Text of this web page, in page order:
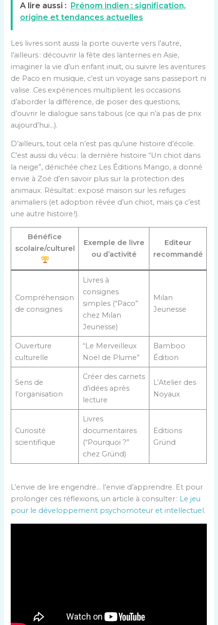
A lire aussi : Prénom indien : signification,
origine et tendances actuelles
Les livres sont aussi la porte ouverte vers l’autre,
l’ailleurs : découvrir la fête des lanternes en Asie,
imaginer la vie d’un enfant inuit, ou suivre les aventures
de Paco en musique, c’est un voyage sans passeport ni
valise. Ces expériences multiplient les occasions
d’aborder la différence, de poser des questions,
d’ouvrir le dialogue sans tabous (ce qui n’a pas de prix
aujourd’hui…).
D’ailleurs, tout cela n’est pas qu’une histoire d’école.
C’est aussi du vécu : la dernière histoire “Un chiot dans
la neige”, dénichée chez Les Éditions Mango, a donné
envie à Zoé d’en savoir plus sur la protection des
animaux. Résultat : exposé maison sur les refuges
animaliers (et adoption rêvée d’un chiot, mais ça c’est
une autre histoire !).
Bénéfice
scolaire/culturel
Exemple de livre
ou d’activité
Editeur
recommandé
Compréhension
de consignes
Livres à
consignes
simples (“Paco”
chez Milan
Jeunesse)
Milan
Jeunesse
Ouverture
culturelle
“Le Merveilleux
Noël de Plume”
Bamboo
Édition
Sens de
l’organisation
Créer des carnets
d’idées après
lecture
L’Atelier des
Noyaux
Curiosité
scientifique
Livres
documentaires
(“Pourquoi ?”
chez Gründ)
Editions
Gründ
L’envie de lire engendre… l’envie d’apprendre. Et pour
prolonger ces réflexions, un article à consulter : Le jeu
pour le développement psychomoteur et intellectuel .